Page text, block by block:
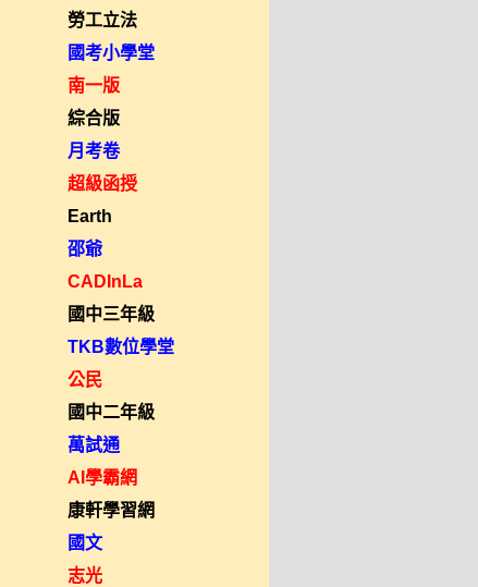
勞工立法
國考小學堂
南一版
綜合版
月考卷
超級函授
Earth
邵爺
CADInLa
國中三年級
TKB數位學堂
公民
國中二年級
萬試通
AI學霸網
康軒學習網
國文
志光